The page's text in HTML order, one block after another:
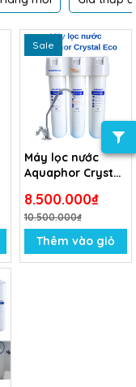
Sale
Máy lọc nước
Aquaphor Crystal
8.500.000₫
10.500.000₫
Thêm vào giỏ